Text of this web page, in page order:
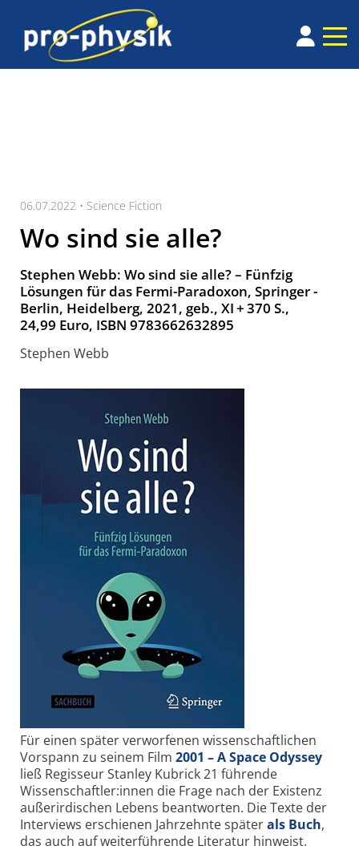
06.07.2022 • Science Fiction
Wo sind sie alle?
Stephen Webb: Wo sind sie alle? – Fünfzig
Lösungen für das Fermi-Paradoxon, ­Springer ­
Berlin, Heidelberg, 2021, geb., XI + 370 S.,
24,99 Euro, ISBN 9783662632895
Stephen Webb
Für einen später verworfenen wissen­schaftlichen
Vorspann zu seinem Film 2001 – A Space Odyssey
ließ Regisseur Stanley Kubrick 21 führende
Wissenschaftler:innen die Frage nach der Existenz
außerirdischen Lebens beantworten. Die Texte der
Interviews erschienen Jahrzehnte späterals Buch,
das auch auf weiterführende Literatur hinweist.